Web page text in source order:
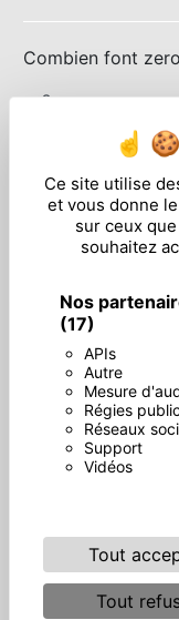
Ce site utilise
et vous donne
sur ceux
souhaitez
Nos
(17)
APIs
Autre
Mesure
Régies
Réseaux
Support
Vidéos
Tout
Tout
Combien font
En cochant
particulières ci-
** Les données
nécessaires aux
dans un fichier
sous-traitants
message. Les
seuls destinataires
d’accès, de
limitation,
tout moment et du
d’une autorité de
vos données post-
par voie postale à
l'adresse . Un
demandé. Nous
de prise de
légale aux fins
Vous avez le droit
au démarchage
Bloctel.gouv.fr.